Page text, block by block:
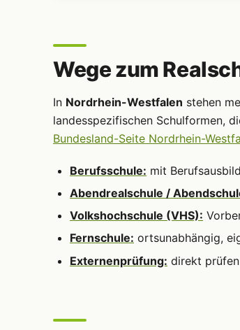
Wege zum
In Nordrhein-Westfalen stehen
landesspezifischen Schulformen,
Bundesland-Seite Nordrhein-
Berufsschule: mit
Abendrealschule /
Volkshochschule (VHS):
Fernschule: ortsunabhängig,
Externenprüfung: direkt prüfen